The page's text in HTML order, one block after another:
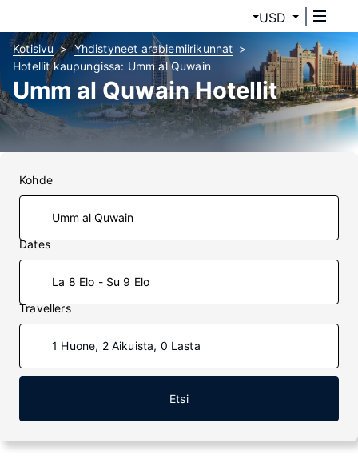
USD
Kotisivu
Yhdistyneet arabiemiirikunnat
Hotellit kaupungissa: Umm al Quwain
Umm al Quwain Hotellit
Kohde
Dates
La 8 Elo - Su 9 Elo
Travellers
1 Huone, 2 Aikuista, 0 Lasta
Etsi